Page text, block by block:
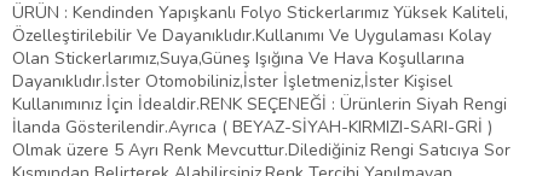
ÜRÜN : Kendinden Yapışkanlı Folyo Stickerlarımız Yüksek Kaliteli,
Özelleştirilebilir Ve Dayanıklıdır.Kullanımı Ve Uygulaması Kolay
Olan Stickerlarımız,Suya,Güneş Işığına Ve Hava Koşullarına
Dayanıklıdır.İster Otomobiliniz,İster İşletmeniz,İster Kişisel
Kullanımınız İçin İdealdir.RENK SEÇENEĞİ : Ürünlerin Siyah Rengi
İlanda Gösterilendir.Ayrıca ( BEYAZ-SİYAH-KIRMIZI-SARI-GRİ )
Olmak üzere 5 Ayrı Renk Mevcuttur.Dilediğiniz Rengi Satıcıya Sor